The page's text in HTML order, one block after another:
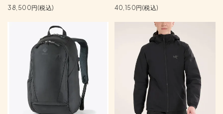
38,500円(税込)
40,150円(税込)